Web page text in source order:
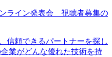
ンライン発表会 視聴者募集の
信頼できるパートナーを探し
業がどんな優れた技術を持